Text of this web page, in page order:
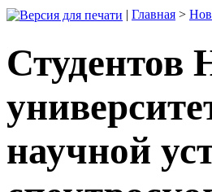
| Главная >
Студентов
научной